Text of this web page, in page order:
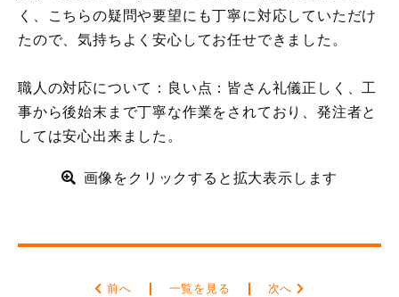
く、こちらの疑問や要望にも丁寧に対応していただけ
たので、気持ちよく安心してお任せできました。
職人の対応について：良い点：皆さん礼儀正しく、工
事から後始末まで丁寧な作業をされており、発注者と
しては安心出来ました。
画像をクリックすると拡大表示します
前へ 一覧を見る 次へ